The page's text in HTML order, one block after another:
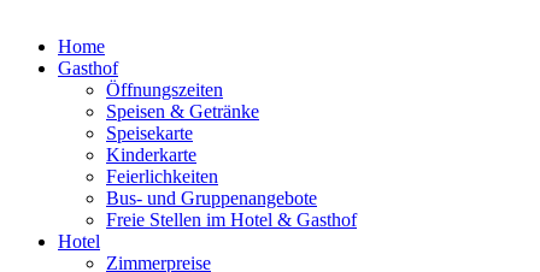
Home
Gasthof
Öffnungszeiten
Speisen & Getränke
Speisekarte
Kinderkarte
Feierlichkeiten
Bus- und Gruppenangebote
Freie Stellen im Hotel & Gasthof
Hotel
Zimmerpreise